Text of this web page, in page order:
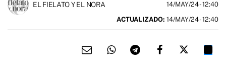
EL FIELATO Y EL NORA 14/MAY/24- 12:40
ACTUALIZADO: 14/MAY/24 - 12:40